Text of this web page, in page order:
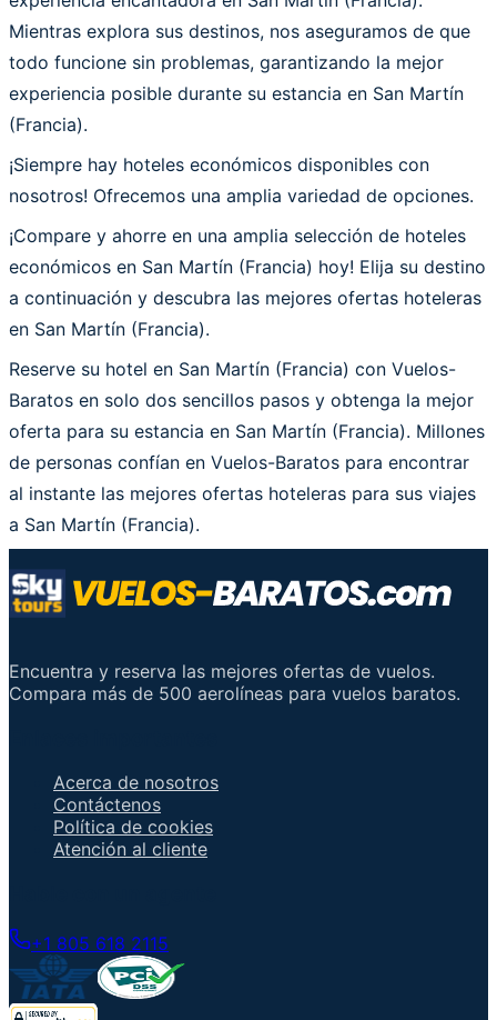
Mientras explora sus destinos, nos aseguramos de que
todo funcione sin problemas, garantizando la mejor
experiencia posible durante su estancia en San Martín
(Francia).
¡Siempre hay hoteles económicos disponibles con
nosotros! Ofrecemos una amplia variedad de opciones.
¡Compare y ahorre en una amplia selección de hoteles
económicos en San Martín (Francia) hoy! Elija su destino
a continuación y descubra las mejores ofertas hoteleras
en San Martín (Francia).
Reserve su hotel en San Martín (Francia) con Vuelos-
Baratos en solo dos sencillos pasos y obtenga la mejor
oferta para su estancia en San Martín (Francia). Millones
de personas confían en Vuelos-Baratos para encontrar
al instante las mejores ofertas hoteleras para sus viajes
a San Martín (Francia).
Encuentra y reserva las mejores ofertas de vuelos.
Compara más de 500 aerolíneas para vuelos baratos.
Acerca de nosotros
Contáctenos
Política de cookies
Atención al cliente
+1 805 618 2115